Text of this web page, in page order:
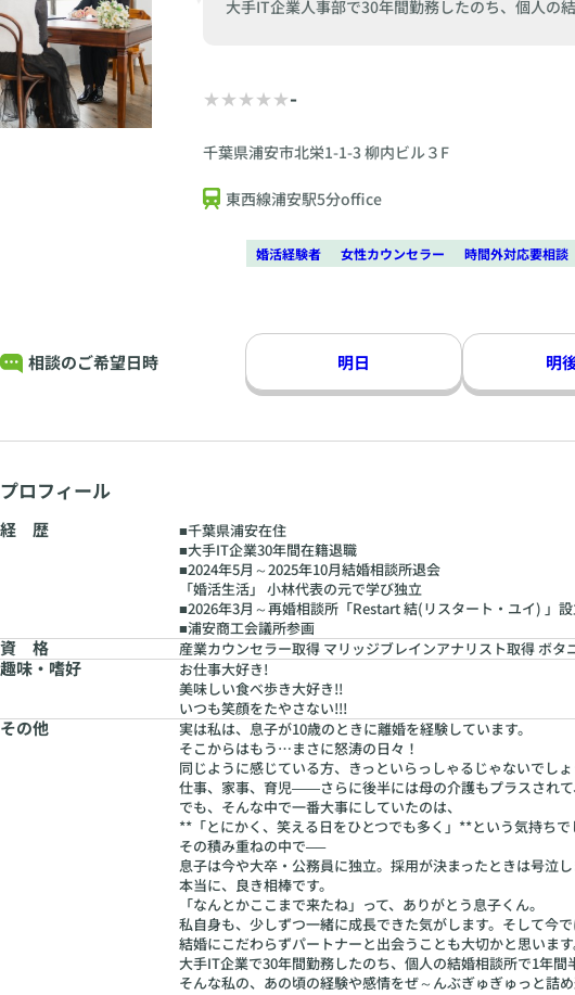
大手IT企業人事部で30年間勤務したのち、個人の
-
千葉県浦安市北栄1-1-3 柳内ビル３F
東西線浦安駅5分office
婚活経験者 女性カウンセラー 時間外対応要相談
相談のご希望日時 明日 明
プロフィール
経 歴
■千葉県浦安在住
■大手IT企業30年間在籍退職
■2024年5月～2025年10月結婚相談所退会
「婚活生活」 小林代表の元で学び独立
■2026年3月～再婚相談所「Restart 結(リスタート・ユイ) 」
■浦安商工会議所参画
資 格 産業カウンセラー取得 マリッジブレインアナリスト取得 ボタ
趣味・嗜好
お仕事大好き!
美味しい食べ歩き大好き!!
いつも笑顔をたやさない!!!
その他
実は私は、息子が10歳のときに離婚を経験しています。
そこからはもう…まさに怒涛の日々！
同じように感じている方、きっといらっしゃるじゃないでしょ
仕事、家事、育児――さらに後半には母の介護もプラスされて
でも、そんな中で一番大事にしていたのは、
**「とにかく、笑える日をひとつでも多く」**という気持ちで
その積み重ねの中で──
息子は今や大卒・公務員に独立。採用が決まったときは号泣し
本当に、良き相棒です。
「なんとかここまで来たね」って、ありがとう息子くん。
私自身も、少しずつ一緒に成長できた気がします。そして今
結婚にこだわらずパートナーと出会うことも大切かと思います
大手IT企業で30年間勤務したのち、個人の結婚相談所で1年間
そんな私の、あの頃の経験や感情をぜ～んぶぎゅぎゅっと詰